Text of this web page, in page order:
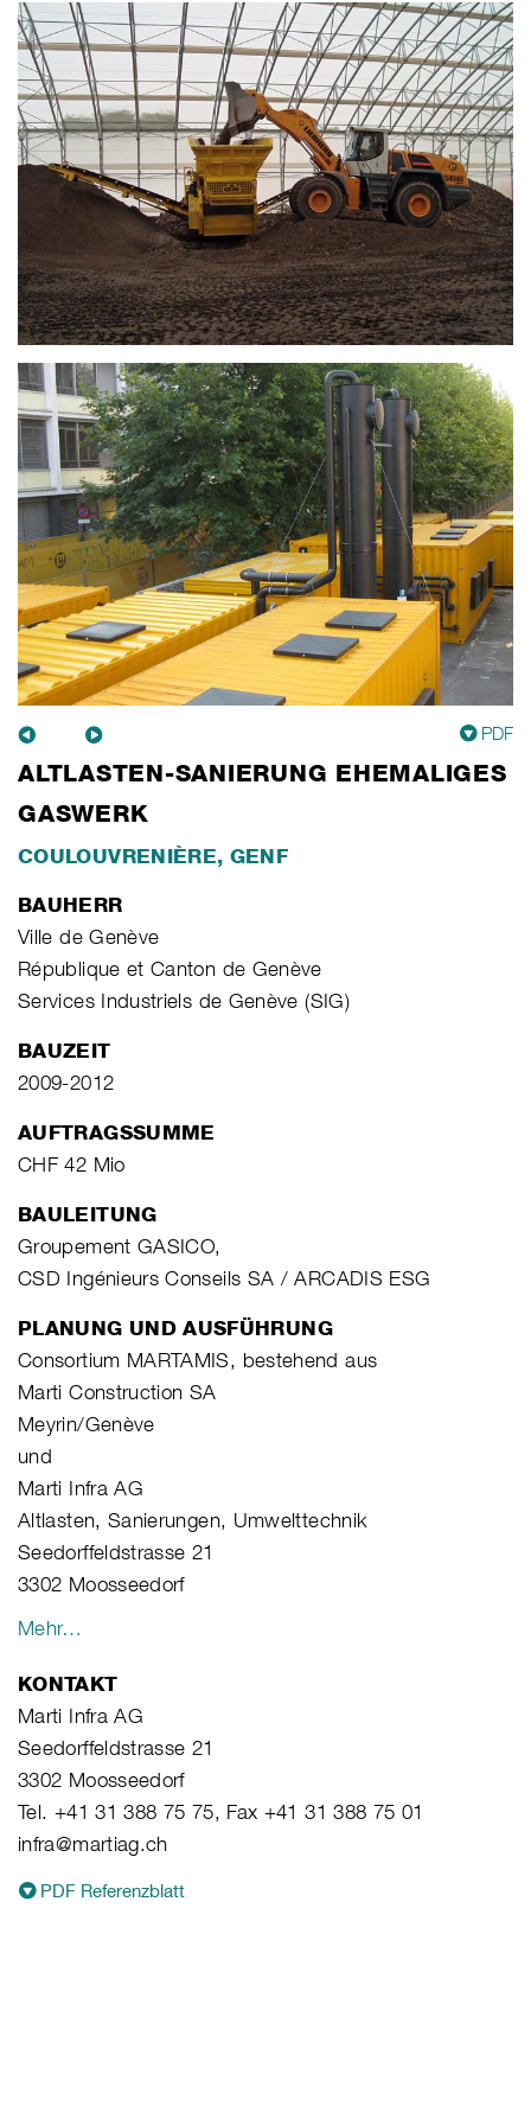
PDF
ALTLASTEN-SANIERUNG EHEMALIGES
GASWERK
COULOUVRENIÈRE, GENF
BAUHERR
Ville de Genève
République et Canton de Genève
Services Industriels de Genève (SIG)
BAUZEIT
2009-2012
AUFTRAGSSUMME
CHF 42 Mio
BAULEITUNG
Groupement GASICO,
CSD Ingénieurs Conseils SA / ARCADIS ESG
PLANUNG UND AUSFÜHRUNG
Consortium MARTAMIS, bestehend aus
Marti Construction SA
Meyrin/Genève
und
Marti Infra AG
Altlasten, Sanierungen, Umwelttechnik
Seedorffeldstrasse 21
3302 Moosseedorf
Mehr…
KONTAKT
Marti Infra AG
Seedorffeldstrasse 21
3302 Moosseedorf
Tel. +41 31 388 75 75, Fax +41 31 388 75 01
infra@martiag.ch
PDF Referenzblatt